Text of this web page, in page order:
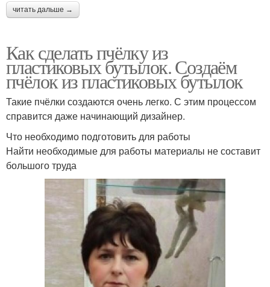
читать дальше →
Как сделать пчёлку из
пластиковых бутылок. Создаём
пчёлок из пластиковых бутылок
Такие пчёлки создаются очень легко. С этим процессом
справится даже начинающий дизайнер.
Что необходимо подготовить для работы
Найти необходимые для работы материалы не составит
большого труда